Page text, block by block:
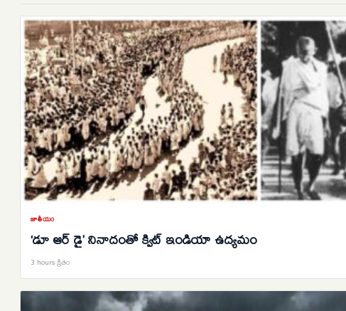
జాతీయం
‘డూ ఆర్‌ డై’ నినాదంతో క్విట్‌ ఇండియా ఉద్యమం
3 hours క్రితం